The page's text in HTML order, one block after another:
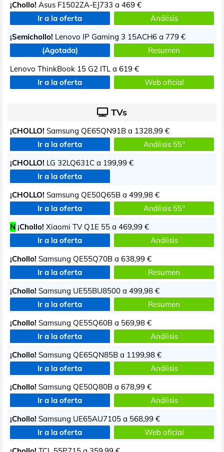
¡Chollo! Asus F1502ZA-EJ733 a 469 €
Ir a la oferta
Análisis
¡Semichollo! Lenovo IP Gaming 3 15ACH6 a 779 €
(Agotada)
Resumen
Lenovo ThinkBook 15 G2 ITL a 619 €
Ir a la oferta
Web oficial
TVs
¡CHOLLO! Samsung QE65QN91B a 1328,99 €
Ir a la oferta
Análisis 55"
¡CHOLLO! LG 32LQ631C a 199,99 €
Ir a la oferta
¡CHOLLO! Samsung QE50Q65B a 499,98 €
Ir a la oferta
Análisis 55"
N ¡Chollo! Xiaomi TV Q1E 55 a 469,99 €
Ir a la oferta
Análisis
¡Chollo! Samsung QE55Q70B a 638,99 €
Ir a la oferta
Resumen
¡Chollo! Samsung UE55BU8500 a 499,98 €
Ir a la oferta
Resumen
¡Chollo! Samsung QE55Q60B a 569,98 €
Ir a la oferta
Análisis
¡Chollo! Samsung QE65QN85B a 1199,98 €
Ir a la oferta
Análisis
¡Chollo! Samsung QE50Q80B a 678,99 €
Ir a la oferta
Análisis
¡Chollo! Samsung UE65AU7105 a 568,99 €
Ir a la oferta
Web oficial